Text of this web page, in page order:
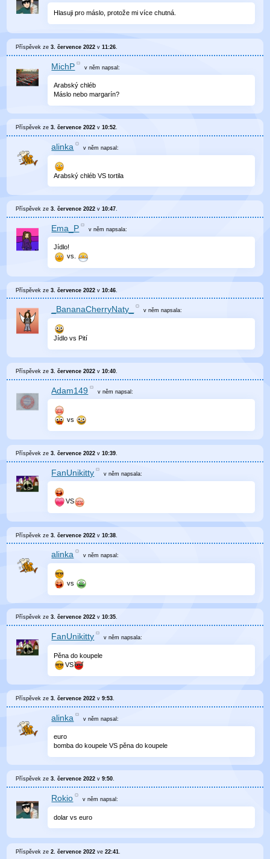
Hlasuji pro máslo, protože mi více chutná.
Příspěvek ze3. července 2022 v11:26
MichP v němnapsal:
Arabský chléb
Máslo nebo margarín?
Příspěvek ze3. července 2022 v10:52.
alinka v němnapsal:
Arabský chléb VS tortila
Příspěvek ze3. července 2022 v10:47
Ema_P v němnapsala:
Jídlo!
vs.
Příspěvek ze3. července 2022 v10:46
_BananaCherryNaty_ v němnapsala:
Jídlo vs Pití
Příspěvek ze3. července 2022 v10:40.
Adam149 v němnapsal:
vs
Příspěvek ze3. července 2022 v10:39
FanUnikitty v němnapsala:
VS
Příspěvek ze3. července 2022 v10:38
alinka v němnapsal:
vs
Příspěvek ze3. července 2022 v10:35.
FanUnikitty v němnapsala:
Pěna do koupele
VS
Příspěvek ze3. července 2022 v9:53
alinka v němnapsal:
euro
bomba do koupele VS pěna do koupele
Příspěvek ze3. července 2022 v9:50.
Rokio v němnapsal:
dolar vs euro
Příspěvek ze2. července 2022 ve22:41